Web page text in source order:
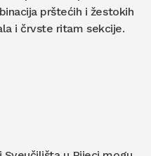
prštećih i žestokih
i črvste ritam sekcije.